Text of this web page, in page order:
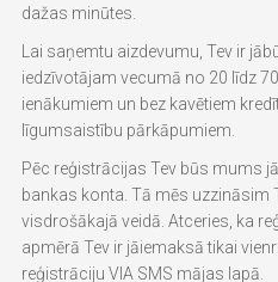
dažas minūtes.
Lai saņemtu aizdevumu, Tev ir
iedzīvotājam vecumā no 20 līdz
ienākumiem un bez kavētiem
līgumsaistību pārkāpumiem.
Pēc reģistrācijas Tev būs mums
bankas konta. Tā mēs uzzināsim
visdrošākajā veidā. Atceries, ka
apmērā Tev ir jāiemaksā tikai
reģistrāciju VIA SMS mājas lapā.